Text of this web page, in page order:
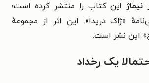
نیماژ این کتاب را منتشر کرده است؛
«ژاک دریدا». این اثر از مجموعهٔ
این نشر است.
یک رخداد